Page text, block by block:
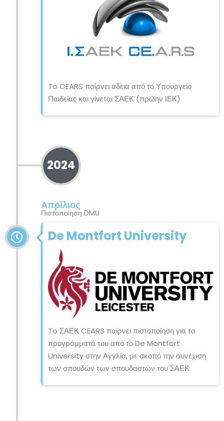
To CEARS παίρνει άδεια από το Υπουργείο
Παιδείας και γίνεται ΣΑΕΚ (πρώην ΙΕΚ)
2024
Απρίλιος
Πιστοποίηση DMU
De Montfort University
To ΣΑΕΚ CEARS παίρνει πιστοποίηση για τα
προγράμματά του από το De Montfort
University στην Αγγλία, με σκοπό την συνέχιση
των σπουδών των σπουδαστών του ΣΑΕΚ